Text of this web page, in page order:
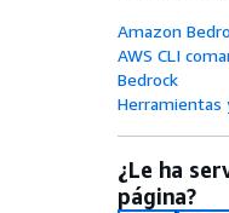
Amazon
AWS CLI
Bedrock
Herramientas
¿Le ha
página?